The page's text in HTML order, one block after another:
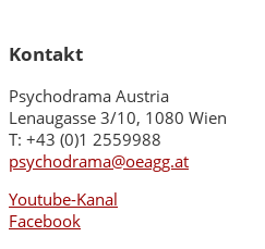
Kontakt
Psychodrama Austria
Lenaugasse 3/10, 1080 Wien
T: +43 (0)1 2559988
psychodrama@oeagg.at
Youtube-Kanal
Facebook